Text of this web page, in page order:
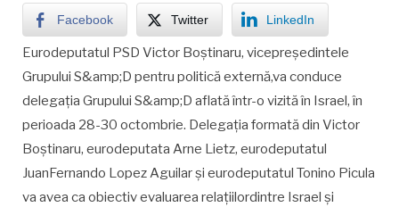
Facebook Twitter LinkedIn
Eurodeputatul PSD Victor Boştinaru, vicepreşedintele
Grupului S&amp;D pentru politică externă,va conduce
delegaţia Grupului S&amp;D aflată într-o vizită în Israel, în
perioada 28-30 octombrie. Delegaţia formată din Victor
Boştinaru, eurodeputata Arne Lietz, eurodeputatul
JuanFernando Lopez Aguilar şi eurodeputatul Tonino Picula
va avea ca obiectiv evaluarea relaţiilordintre Israel şi